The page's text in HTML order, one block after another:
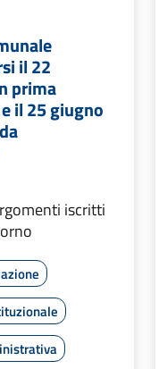
il 22
prima
il 25 giugno
iscritti